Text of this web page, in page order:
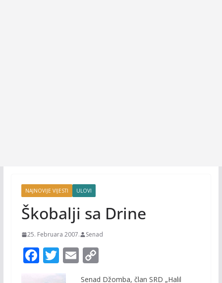
NAJNOVIJE VIJESTI ULOVI
Škobalji sa Drine
25. Februara 2007. Senad
F
ac
T
w
E C
o
Senad Džomba, član SRD „Halil